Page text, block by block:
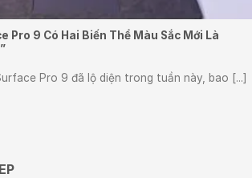
Pro 9 Có Hai Biến Thể Màu Sắc Mới Là
Pro 9 đã lộ diện trong tuần này, bao [...]